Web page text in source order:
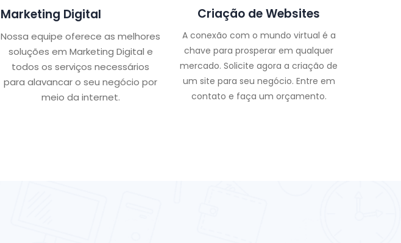
Marketing Digital
Nossa equipe oferece as melhores
soluções em Marketing Digital e
todos os serviços necessários
para alavancar o seu negócio por
meio da internet.
Criação de Websites
A conexão com o mundo virtual é a
chave para prosperar em qualquer
mercado. Solicite agora a criação de
um site para seu negócio. Entre em
contato e faça um orçamento.